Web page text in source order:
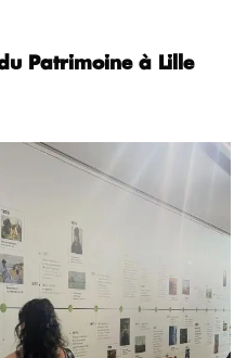
Patrimoine à Lille